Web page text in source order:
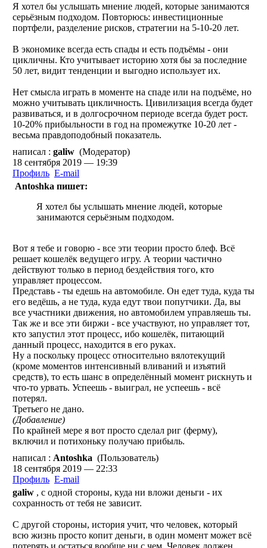
Я хотел бы услышать мнение людей, которые занимаются
серьёзным подходом. Повторюсь: инвестиционные
портфели, разделение рисков, стратегии на 5-10-20 лет.
В экономике всегда есть спады и есть подъёмы - они
цикличны. Кто учитывает историю хотя бы за последние
50 лет, видит тенденции и выгодно использует их.
Нет смысла играть в моменте на спаде или на подъёме, но
можно учитывать цикличность. Цивилизация всегда будет
развиваться, и в долгосрочном периоде всегда будет рост.
10-20% прибыльности в год на промежутке 10-20 лет -
весьма правдоподобный показатель.
написал : galiw (Модератор)
18 сентября 2019 — 19:39
Профиль E-mail
Antoshka пишет:
Я хотел бы услышать мнение людей, которые
занимаются серьёзным подходом.
Вот я тебе и говорю - все эти теории просто блеф. Всё
решает кошелёк ведущего игру. А теории частично
действуют только в период бездействия того, кто
управляет процессом.
Представь - ты едешь на автомобиле. Он едет туда, куда ты
его ведёшь, а не туда, куда едут твои попутчики. Да, вы
все участники движения, но автомобилем управляешь ты.
Так же и все эти биржи - все участвуют, но управляет тот,
кто запустил этот процесс, ибо кошелёк, питающий
данный процесс, находится в его руках.
Ну а поскольку процесс относительно вялотекущий
(кроме моментов интенсивный вливаний и изъятий
средств), то есть шанс в определённый момент рискнуть и
что-то урвать. Успеешь - выиграл, не успеешь - всё
потерял.
Третьего не дано.
(Добавление)
По крайней мере я вот просто сделал риг (ферму),
включил и потихоньку получаю прибыль.
написал : Antoshka (Пользователь)
18 сентября 2019 — 22:33
Профиль E-mail
galiw , с одной стороны, куда ни вложи деньги - их
сохранность от тебя не зависит.
С другой стороны, история учит, что человек, который
всю жизнь просто копит деньги, в один момент может всё
потерять и остаться вообще ни с чем. Человек должен